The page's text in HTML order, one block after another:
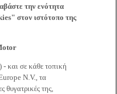
την ενότητα
στον ιστότοπο της
και σε κάθε τοπική
N.V., τα
θυγατρικές της,